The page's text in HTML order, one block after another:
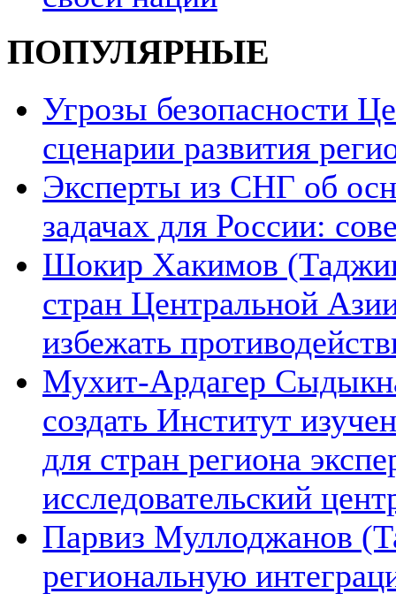
ПОПУЛЯРНЫЕ
Угрозы безопасности
сценарии развития
Эксперты из СНГ об
задачах для России:
Шокир Хакимов
стран Центральной
избежать
Мухит-Ардагер
создать Институт
для стран региона
исследовательский
Парвиз Муллоджанов
региональную